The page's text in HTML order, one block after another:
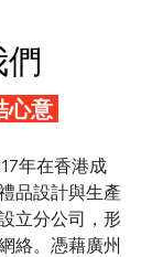
們
心意
年在香港成
品設計與生產
立分公司，形
絡。憑藉廣州